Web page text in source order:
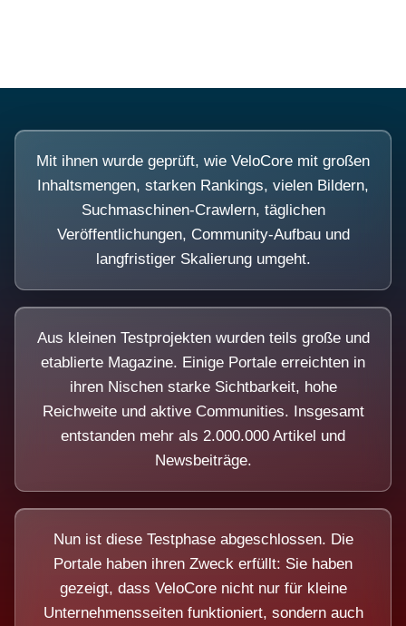
Mit ihnen wurde geprüft, wie VeloCore mit großen
Inhaltsmengen, starken Rankings, vielen Bildern,
Suchmaschinen-Crawlern, täglichen
Veröffentlichungen, Community-Aufbau und
langfristiger Skalierung umgeht.
Aus kleinen Testprojekten wurden teils große und
etablierte Magazine. Einige Portale erreichten in
ihren Nischen starke Sichtbarkeit, hohe
Reichweite und aktive Communities. Insgesamt
entstanden mehr als 2.000.000 Artikel und
Newsbeiträge.
Nun ist diese Testphase abgeschlossen. Die
Portale haben ihren Zweck erfüllt: Sie haben
gezeigt, dass VeloCore nicht nur für kleine
Unternehmensseiten funktioniert, sondern auch